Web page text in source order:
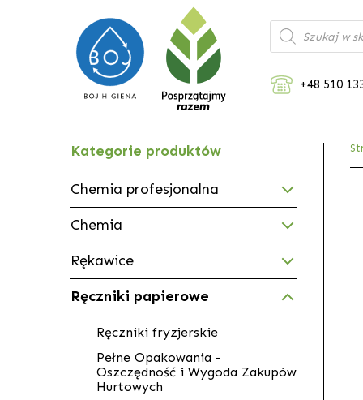
Wyszukiwarka
produktów
+48 510
Kategorie produktów
Chemia profesjonalna
Chemia
Rękawice
Ręczniki papierowe
Ręczniki fryzjerskie
Pełne Opakowania -
Oszczędność i Wygoda Zakupów
Hurtowych